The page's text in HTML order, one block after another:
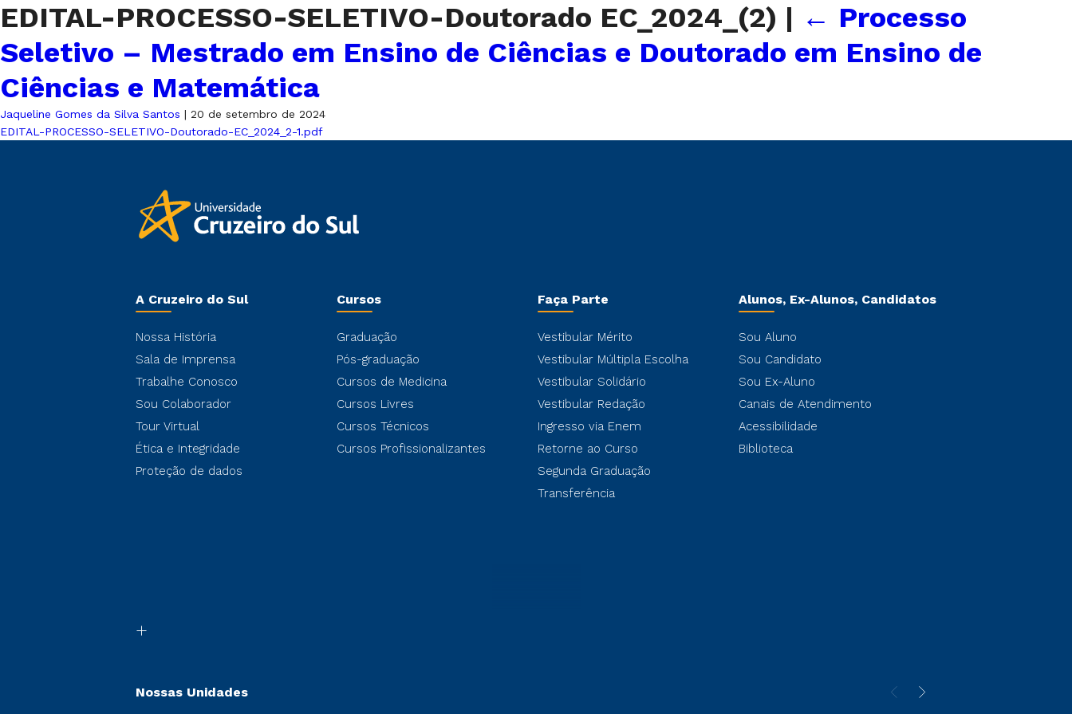
EDITAL-PROCESSO-SELETIVO-Doutorado EC_2024_(2) | ← Processo
Seletivo – Mestrado em Ensino de Ciências e Doutorado em Ensino de
Ciências e Matemática
Jaqueline Gomes da Silva Santos | 20 de setembro de 2024
EDITAL-PROCESSO-SELETIVO-Doutorado-EC_2024_2-1.pdf
A Cruzeiro do Sul
Nossa História
Sala de Imprensa
Trabalhe Conosco
Sou Colaborador
Tour Virtual
Ética e Integridade
Proteção de dados
Cursos
Graduação
Pós-graduação
Cursos de Medicina
Cursos Livres
Cursos Técnicos
Cursos Profissionalizantes
Faça Parte
Vestibular Mérito
Vestibular Múltipla Escolha
Vestibular Solidário
Vestibular Redação
Ingresso via Enem
Retorne ao Curso
Segunda Graduação
Transferência
Alunos, Ex-Alunos, Candidatos
Sou Aluno
Sou Candidato
Sou Ex-Aluno
Canais de Atendimento
Acessibilidade
Biblioteca
Nossas Unidades